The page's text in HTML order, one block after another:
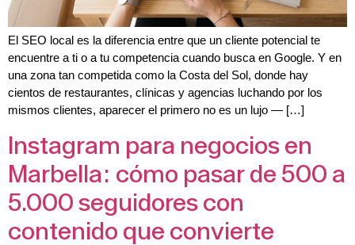
El SEO local es la diferencia entre que un cliente potencial te
encuentre a ti o a tu competencia cuando busca en Google. Y en
una zona tan competida como la Costa del Sol, donde hay
cientos de restaurantes, clínicas y agencias luchando por los
mismos clientes, aparecer el primero no es un lujo — […]
Instagram para negocios en
Marbella: cómo pasar de 500 a
5.000 seguidores con
contenido que convierte